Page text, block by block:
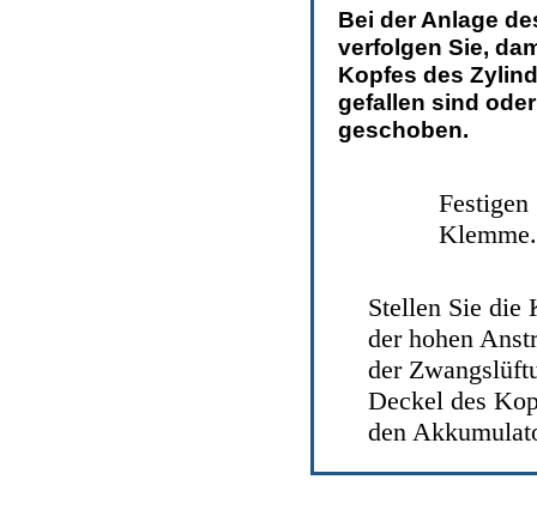
Bei der Anlage
verfolgen Sie,
Kopfes des
gefallen sind
geschoben.
Festigen
Klemme.
Stellen Sie die
der hohen
der
Deckel des
den